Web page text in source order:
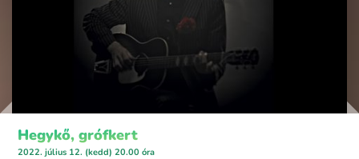
Hegykő, grófkert
2022. július 12. (kedd) 20.00 óra